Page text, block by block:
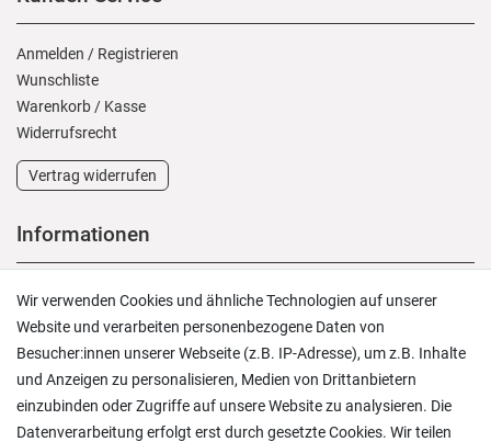
Anmelden / Registrieren
Wunschliste
Warenkorb / Kasse
Widerrufs­recht
Vertrag widerrufen
Informationen
Versand und Zahlung
Rücksendungen
Lieferung in die Schweiz
Pflegesymbole
Lagerverkauf
Ratgeber & News
Wir verwenden Cookies und ähnliche Technologien auf unserer
Website und verarbeiten personenbezogene Daten von
Besucher:innen unserer Webseite (z.B. IP-Adresse), um z.B. Inhalte
und Anzeigen zu personalisieren, Medien von Drittanbietern
einzubinden oder Zugriffe auf unsere Website zu analysieren. Die
Datenverarbeitung erfolgt erst durch gesetzte Cookies. Wir teilen